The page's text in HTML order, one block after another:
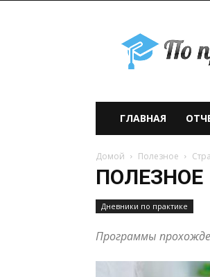
практике» —
учебно-
образовательный
ГЛАВНАЯ
Домой Полезное
ПОЛЕЗНОЕ
Дневники по практике
Программы